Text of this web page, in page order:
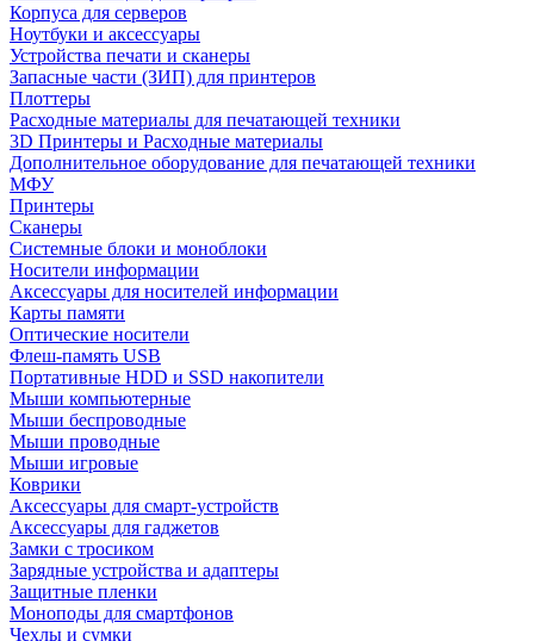
Корпуса для серверов
Ноутбуки и аксессуары
Устройства печати и сканеры
Запасные части (ЗИП) для принтеров
Плоттеры
Расходные материалы для печатающей техники
3D Принтеры и Расходные материалы
Дополнительное оборудование для печатающей техники
МФУ
Принтеры
Сканеры
Системные блоки и моноблоки
Носители информации
Аксессуары для носителей информации
Карты памяти
Оптические носители
Флеш-память USB
Портативные HDD и SSD накопители
Мыши компьютерные
Мыши беспроводные
Мыши проводные
Мыши игровые
Коврики
Аксессуары для смарт-устройств
Аксессуары для гаджетов
Замки с тросиком
Зарядные устройства и адаптеры
Защитные пленки
Моноподы для смартфонов
Чехлы и сумки